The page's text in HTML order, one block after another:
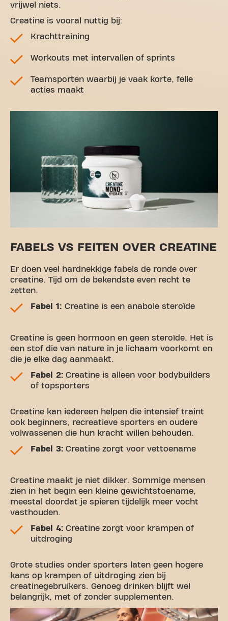
vrijwel niets.
Creatine is vooral nuttig bij:
Krachttraining
Workouts met intervallen of sprints
Teamsporten waarbij je vaak korte, felle
acties maakt
FABELS VS FEITEN OVER CREATINE
Er doen veel hardnekkige fabels de ronde over
creatine. Tijd om de bekendste even recht te
zetten.
Fabel 1: Creatine is een anabole steroïde
Creatine is geen hormoon en geen steroïde. Het is
een stof die van nature in je lichaam voorkomt en
die je elke dag aanmaakt.
Fabel 2: Creatine is alleen voor bodybuilders
of topsporters
Creatine kan iedereen helpen die intensief traint
ook beginners, recreatieve sporters en oudere
volwassenen die hun kracht willen behouden.
Fabel 3: Creatine zorgt voor vettoename
Creatine maakt je niet dikker. Sommige mensen
zien in het begin een kleine gewichtstoename,
meestal doordat je spieren tijdelijk meer vocht
vasthouden.
Fabel 4: Creatine zorgt voor krampen of
uitdroging
Grote studies onder sporters laten geen hogere
kans op krampen of uitdroging zien bij
creatinegebruikers. Genoeg drinken blijft wel
belangrijk, met of zonder supplementen.